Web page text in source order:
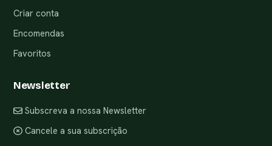
Criar conta
Encomendas
Favoritos
Newsletter
Subscreva a nossa Newsletter
Cancele a sua subscrição